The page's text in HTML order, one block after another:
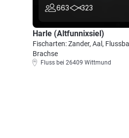
663 323
Harle (Altfunnixsiel)
Fischarten: Zander, Aal,
Brachse
Fluss bei 26409 Wittmund